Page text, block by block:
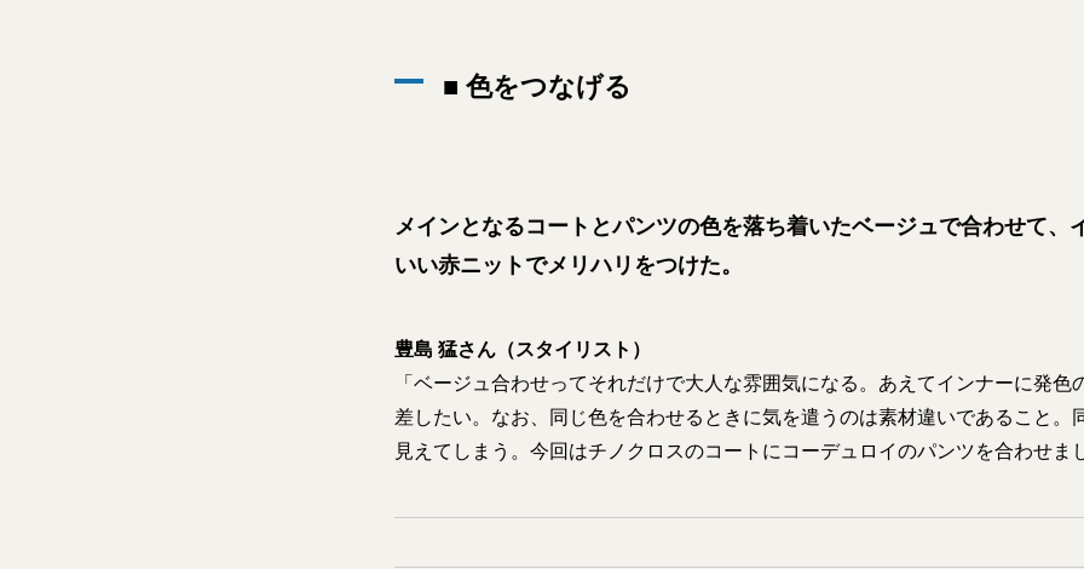
■ 色をつなげる
メインとなるコートとパンツの色を落ち着いたベージュで合わせて、
いい赤ニットでメリハリをつけた。
豊島 猛さん（スタイリスト）
「ベージュ合わせってそれだけで大人な雰囲気になる。あえてインナーに発色
差したい。なお、同じ色を合わせるときに気を遣うのは素材違いであること。
見えてしまう。今回はチノクロスのコートにコーデュロイのパンツを合わせま